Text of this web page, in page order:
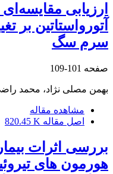
ارزیابی مقایسه‌ای
آتورواستاتین بر
سرم سگ
صفحه 101-109
بهمن مصلی نژاد، محمد
مشاهده مقاله
اصل مقاله 820.45 K
بررسی اثرات
هورمون های